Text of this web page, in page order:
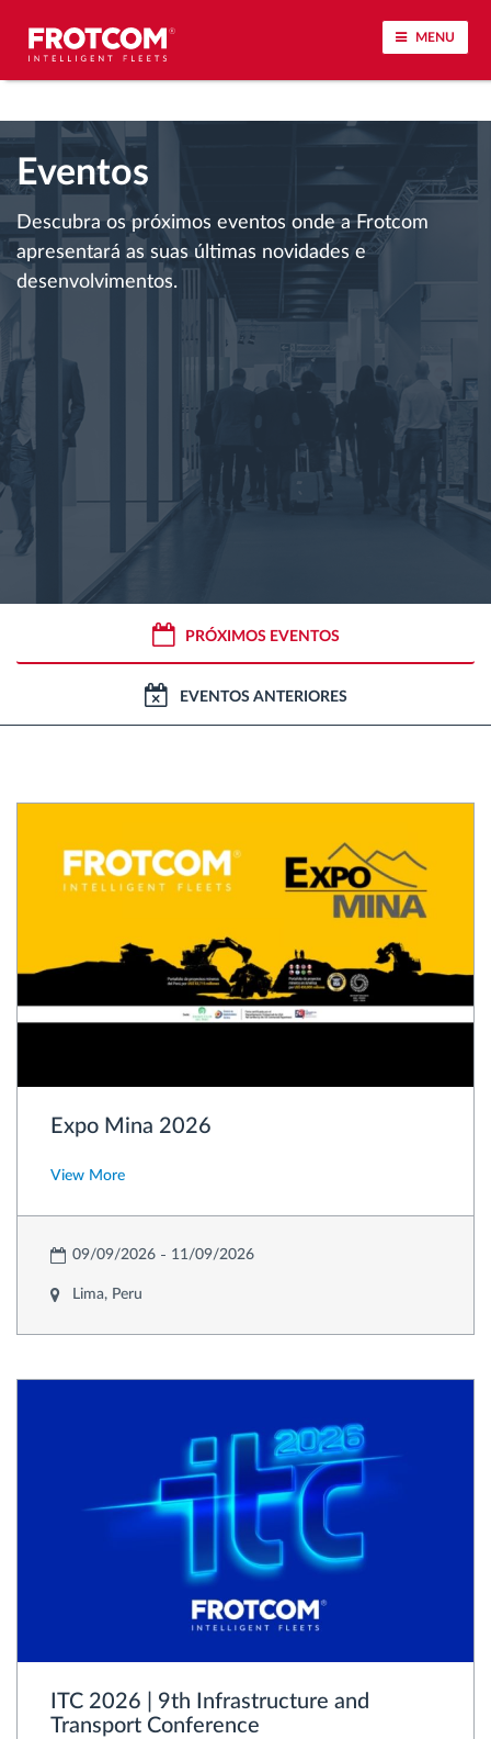
MENU
Localização de veículos e monitorização de
Análise do estilo de condução
Monitorização dos tempos de condução
Descarga remota de tacógrafo
Controlo de acesso
Gestão de Combustível
Planeamento e monitorização de rotas
Identificação automática de condutores
Ver todas as funcionalidades
Eventos
Descubra os próximos eventos onde a Frotcom
apresentará as suas últimas novidades e
desenvolvimentos.
PRÓXIMOS EVENTOS
EVENTOS ANTERIORES
Expo Mina 2026
View More
09/09/2026 11/09/2026
Lima, Peru
ITC 2026 | 9th Infrastructure and
Transport Conference